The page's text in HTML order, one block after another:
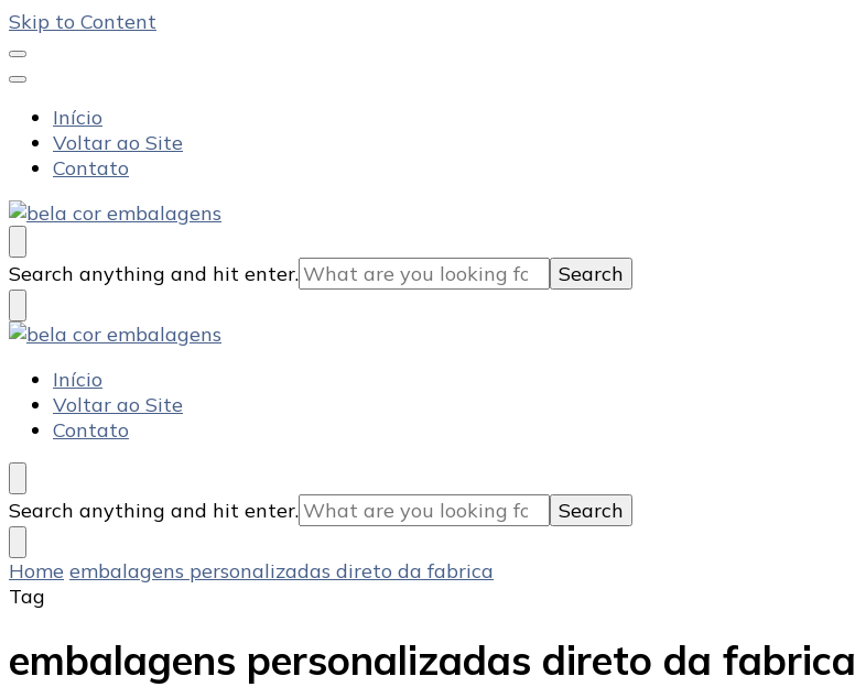
Skip to Content
Início
Voltar ao Site
Contato
Bela Cor Embalagens
Blog
Looking
for
Something?
Search anything and hit enter.
Bela Cor Embalagens
Blog
Início
Voltar ao Site
Contato
Looking
for
Something?
Search anything and hit enter.
Home embalagens personalizadas direto da fabrica
Tag
embalagens personalizadas direto da fabrica